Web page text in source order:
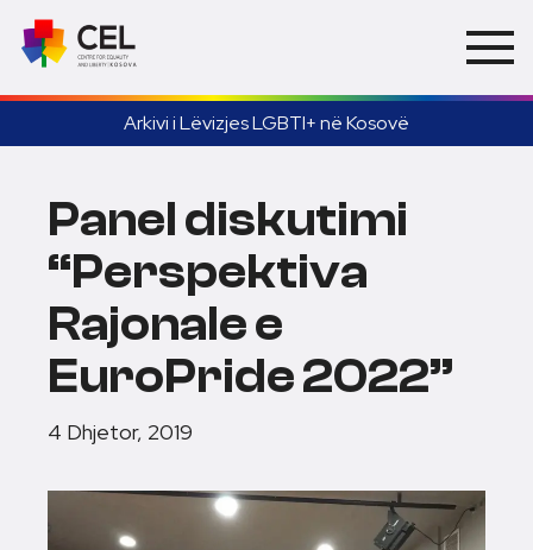
Arkivi i Lëvizjes LGBTI+ në Kosovë
Panel diskutimi
“Perspektiva
Rajonale e
EuroPride 2022”
4 Dhjetor, 2019